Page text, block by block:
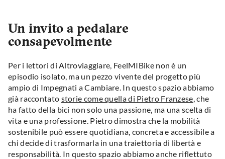
Un invito a pedalare
consapevolmente
Per i lettori di Altroviaggiare, FeelMIBike non è un
episodio isolato, ma un pezzo vivente del progetto più
ampio di Impegnati a Cambiare. In questo spazio abbiamo
già raccontato storie come quella di Pietro Franzese, che
ha fatto della bici non solo una passione, ma una scelta di
vita e una professione. Pietro dimostra che la mobilità
sostenibile può essere quotidiana, concreta e accessibile a
chi decide di trasformarla in una traiettoria di libertà e
responsabilità. In questo spazio abbiamo anche riflettuto